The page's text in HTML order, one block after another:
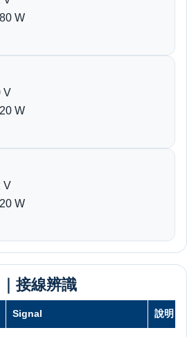
W
V
W
V
W
接線辨識
Signal 說明